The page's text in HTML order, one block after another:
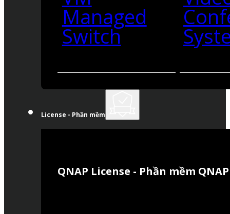
Managed
Switch
License - Phần mềm
QNAP License - Phần mềm QNAP